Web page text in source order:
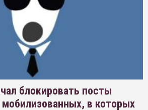
блокировать посты
в которых